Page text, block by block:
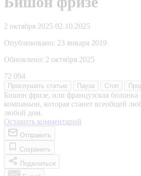
2 октября 2025 02.10.2025
Опубликовано: 23 января 2019
Обновлено: 2 октября 2025
72 094
Прослушать статью Пауза Стоп
Бишон фризе, или французская болонка
компаньон, которая станет всеобщей
любой дом.
Оставить комментарий
Отправить
Сохранить
Поделиться